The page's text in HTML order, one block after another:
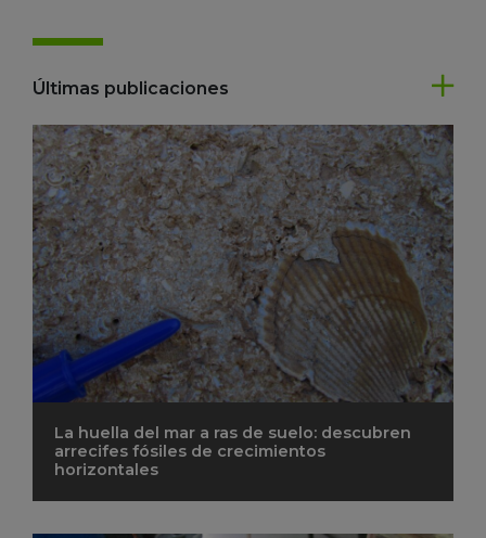
Últimas publicaciones
La huella del mar a ras de suelo: descubren
arrecifes fósiles de crecimientos
horizontales